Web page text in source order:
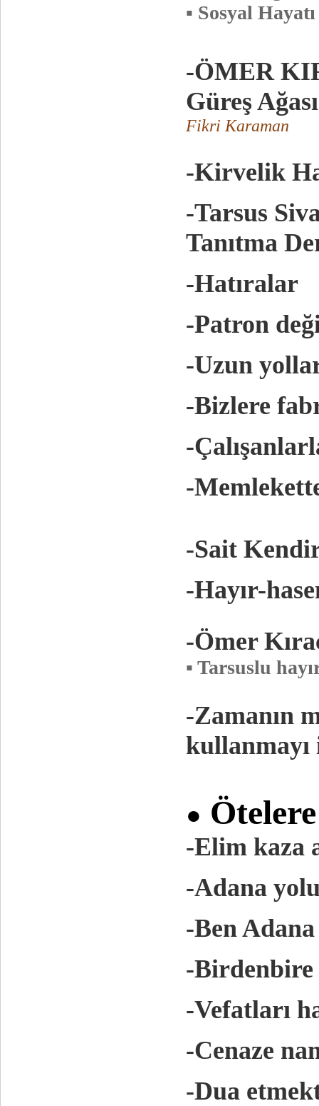
▪ Sosyal Hayatı
-ÖMER
Güreş Ağası
Fikri Karaman
-Kirvelik
-Tarsus
Tanıtma
-Hatıralar
-Patron
-Uzun
-Bizlere
-
-
-Sait
-Hayır-
-Ömer
▪ Tarsuslu
-Zamanın
● Öt
-Elim kaza
-Adana
-Ben
-Birdenbire
-Vefatları
-Cenaze
-Dua